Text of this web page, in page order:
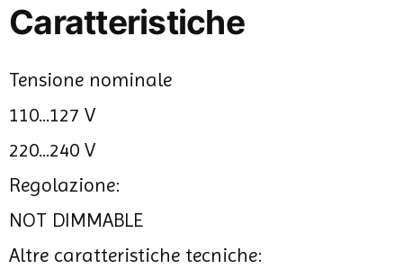
Caratteristiche
Tensione nominale
110...127 V
220...240 V
Regolazione:
NOT DIMMABLE
Altre caratteristiche tecniche: